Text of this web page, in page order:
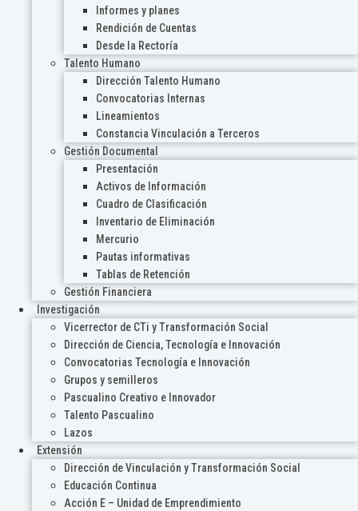
Informes y planes
Rendición de Cuentas
Desde la Rectoría
Talento Humano
Dirección Talento Humano
Convocatorias Internas
Lineamientos
Constancia Vinculación a Terceros
Gestión Documental
Presentación
Activos de Información
Cuadro de Clasificación
Inventario de Eliminación
Mercurio
Pautas informativas
Tablas de Retención
Gestión Financiera
Investigación
Vicerrector de CTi y Transformación Social
Dirección de Ciencia, Tecnología e Innovación
Convocatorias Tecnología e Innovación
Grupos y semilleros
Pascualino Creativo e Innovador
Talento Pascualino
Lazos
Extensión
Dirección de Vinculación y Transformación Social
Educación Continua
Acción E – Unidad de Emprendimiento